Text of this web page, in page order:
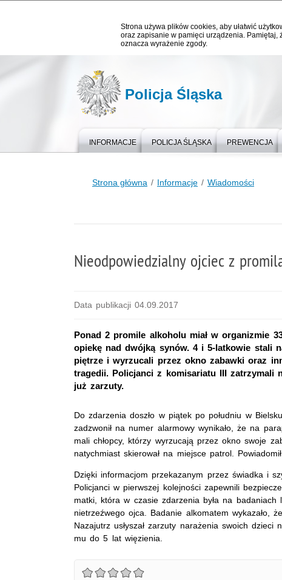
Strona używa plików cookies, aby ułatwić
oraz zapisanie w pamięci urządzenia.
oznacza wyrażenie zgody.
Policja Śląska
INFORMACJE POLICJA ŚLĄSKA PREWENCJA
Strona główna Informacje Wiadomości
Nieodpowiedzialny ojciec z
Data publikacji 04.09.2017
Ponad 2 promile alkoholu miał w organizmie
opiekę nad dwójką synów. 4 i 5-latkowie stali
piętrze i wyrzucali przez okno zabawki oraz
tragedii. Policjanci z komisariatu III zatrzymali
już zarzuty.
Do zdarzenia doszło w piątek po południu w
zadzwonił na numer alarmowy wynikało, że na
mali chłopcy, którzy wyrzucają przez okno swoje
natychmiast skierował na miejsce patrol.
Dzięki informacjom przekazanym przez świadka i
Policjanci w pierwszej kolejności zapewnili
matki, która w czasie zdarzenia była na
nietrzeźwego ojca. Badanie alkomatem wykazało,
Nazajutrz usłyszał zarzuty narażenia swoich
mu do 5 lat więzienia.